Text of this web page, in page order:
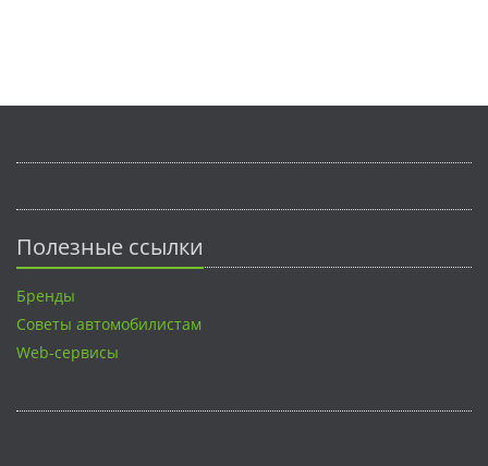
Полезные ссылки
Бренды
Советы автомобилистам
Web-сервисы